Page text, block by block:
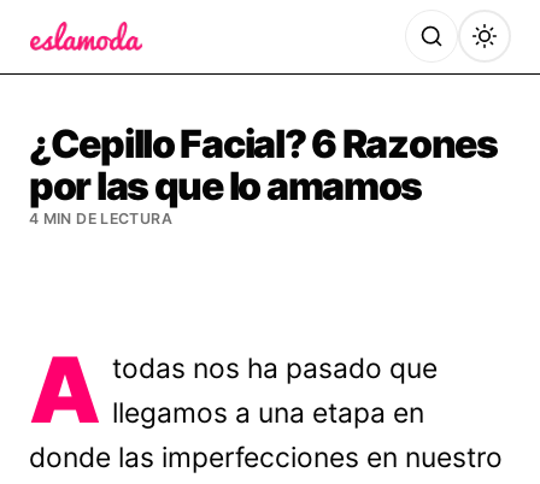
¿Cepillo Facial? 6 Razones
por las que lo amamos
4 MIN DE LECTURA
A todas nos ha pasado que
llegamos a una etapa en
donde las imperfecciones en nuestro